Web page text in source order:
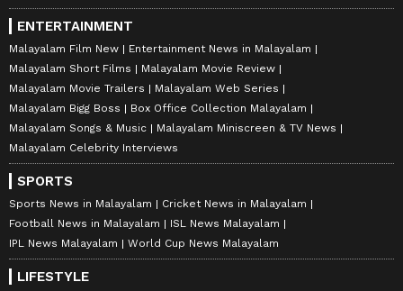
ENTERTAINMENT
Malayalam Film New
Entertainment News in Malayalam
Malayalam Short Films
Malayalam Movie Review
Malayalam Movie Trailers
Malayalam Web Series
Malayalam Bigg Boss
Box Office Collection Malayalam
Malayalam Songs & Music
Malayalam Miniscreen & TV News
Malayalam Celebrity Interviews
SPORTS
Sports News in Malayalam
Cricket News in Malayalam
Football News in Malayalam
ISL News Malayalam
IPL News Malayalam
World Cup News Malayalam
LIFESTYLE